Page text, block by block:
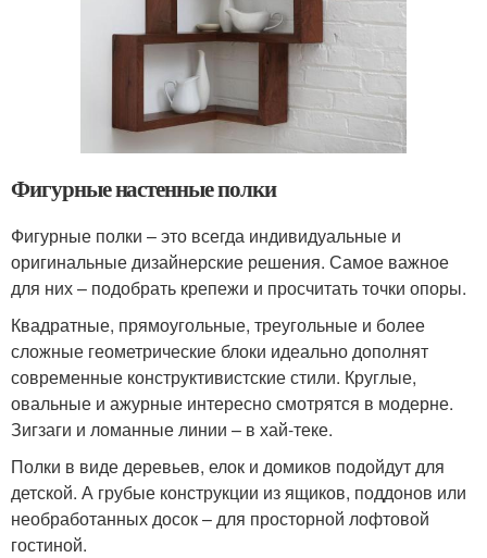
Фигурные настенные полки
Фигурные полки – это всегда индивидуальные и
оригинальные дизайнерские решения. Самое важное
для них – подобрать крепежи и просчитать точки опоры.
Квадратные, прямоугольные, треугольные и более
сложные геометрические блоки идеально дополнят
современные конструктивистские стили. Круглые,
овальные и ажурные интересно смотрятся в модерне.
Зигзаги и ломанные линии – в хай-теке.
Полки в виде деревьев, елок и домиков подойдут для
детской. А грубые конструкции из ящиков, поддонов или
необработанных досок – для просторной лофтовой
гостиной.